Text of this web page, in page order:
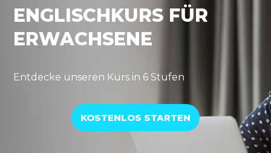
ENGLISCHKURS FÜR
ERWACHSENE
Entdecke unseren Kurs in 6 Stufen
KOSTENLOS STARTEN